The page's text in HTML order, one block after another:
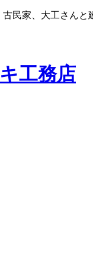
民家、大工さんと
工務店